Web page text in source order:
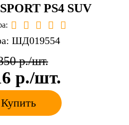
PS4 SUV
ШД019554
р./шт.
р./шт.
Купить